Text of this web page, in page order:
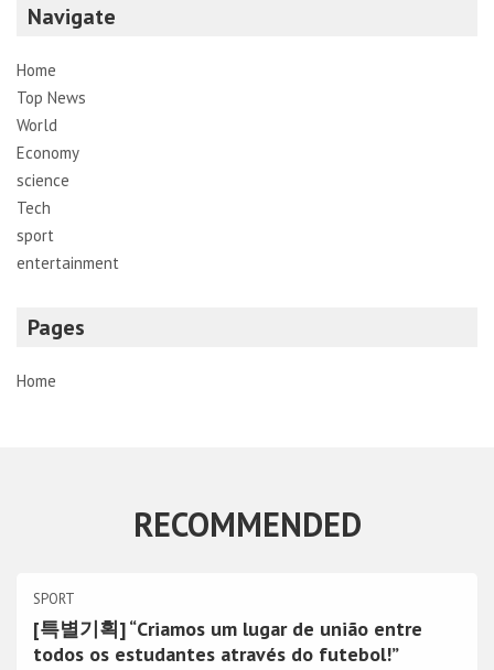
Navigate
Home
Top News
World
Economy
science
Tech
sport
entertainment
Pages
Home
RECOMMENDED
SPORT
[특별기획] “Criamos um lugar de união entre
todos os estudantes através do futebol!”